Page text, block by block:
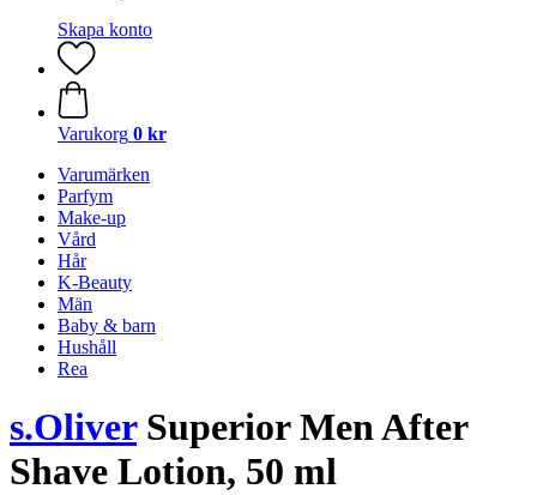
Skapa konto
Varukorg 0 kr
Varumärken
Parfym
Make-up
Vård
Hår
K-Beauty
Män
Baby & barn
Hushåll
Rea
s.OliverSuperior Men After
Shave Lotion, 50 ml